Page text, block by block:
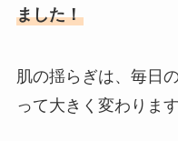
ました！
肌の揺らぎは、毎日
って大きく変わります